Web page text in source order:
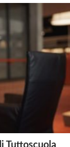
Tuttoscuola